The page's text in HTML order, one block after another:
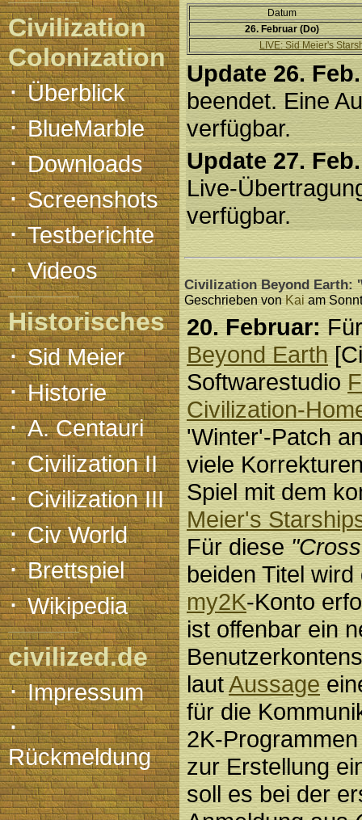
Civilization
Colonization
·Überblick
·BlueMarble
·Downloads
·Screenshots
·Testberichte
·Videos
Historisches
·Sid Meier
·Historie
·A. Centauri
·Civilization II
·Civilization III
·Civ World
·Brettspiel
·Wikipedia
civilized.de
·Impressum
·
Rückmeldung
Datum
26. Februar (Do)
LIVE: Sid Meier's
Update 26.
beendet. Eine
verfügbar.
Update 27.
Live-
verfügbar.
Civilization Beyond Earth:
Geschrieben von Kai am
20. Februar:
Beyond Earth
Softwarestudio
Civilization-
'Winter'-Patch
viele
Spiel mit dem
Meier's
Für diese
beiden Titel
my2K-Konto
ist offenbar ein
lautAussage
für die
2K-
zur Erstellung
soll es bei der